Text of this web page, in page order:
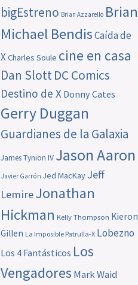
bigEstreno Brian Azzarello Brian
Michael BendisCaída de
XCharles Soule cine en casa
Dan SlottDC Comics
Destino de X Donny Cates
Gerry Duggan
Guardianes de la Galaxia
James Tynion IV Jason Aaron
Javier Garrón Jed MacKay Jeff
LemireJonathan
Hickman Kelly Thompson Kieron
Gillen La Imposible Patrulla-X Lobezno
Los 4 Fantásticos Los
Vengadores Mark Waid